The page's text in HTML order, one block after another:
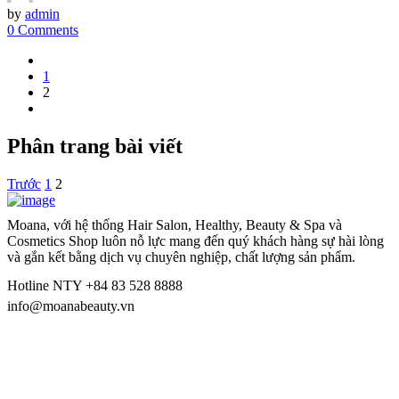
by admin
0 Comments
1
2
Phân trang bài viết
Trước 1 2
Moana, với hệ thống Hair Salon, Healthy, Beauty & Spa và
Cosmetics Shop luôn nỗ lực mang đến quý khách hàng sự hài lòng
và gắn kết bằng dịch vụ chuyên nghiệp, chất lượng sản phẩm.
Hotline NTY +84 83 528 8888
info@moanabeauty.vn